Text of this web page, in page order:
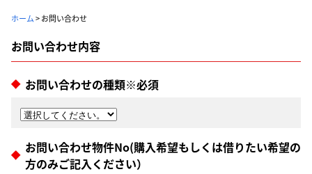
ホーム>お問い合わせ
お問い合わせの種類※必須
お問い合わせ物件No(購入希望もしくは借りたい希望の
方のみご記入ください）